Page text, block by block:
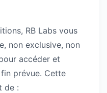
RB Labs vous
non exclusive, non
accéder et
prévue. Cette
de :